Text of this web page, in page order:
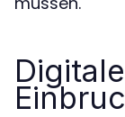
Digitale